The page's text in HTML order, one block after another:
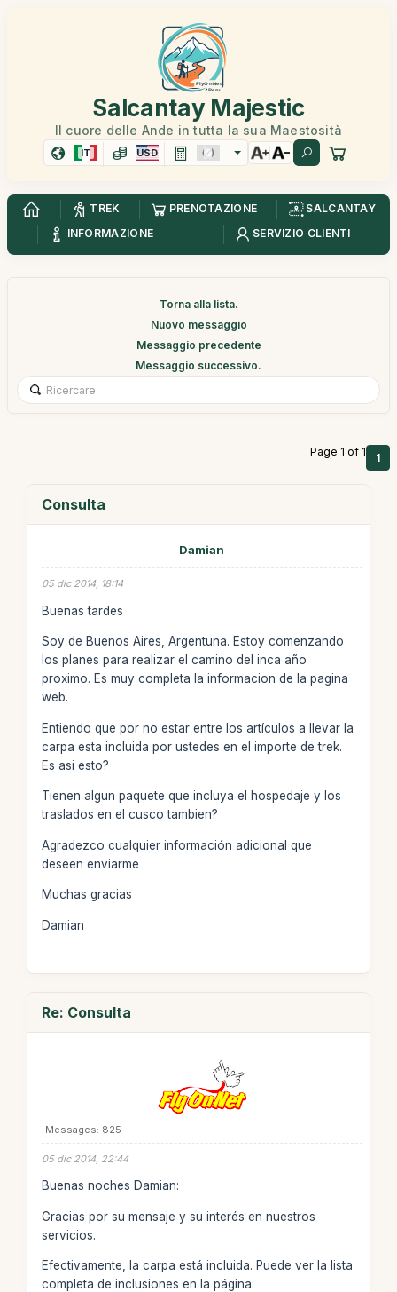
Salcantay Majestic
Il cuore delle Ande in tutta la sua Maestosità
IT USD
TREK PRENOTAZIONE
SALCANTAY
INFORMAZIONE
SERVIZIO CLIENTI
Torna alla lista.
Nuovo messaggio
Messaggio precedente
Messaggio successivo.
Page 1 of 1 1
Consulta
Damian
05 dic 2014, 18:14
Buenas tardes
Soy de Buenos Aires, Argentuna. Estoy comenzando
los planes para realizar el camino del inca año
proximo. Es muy completa la informacion de la pagina
web.
Entiendo que por no estar entre los artículos a llevar la
carpa esta incluida por ustedes en el importe de trek.
Es asi esto?
Tienen algun paquete que incluya el hospedaje y los
traslados en el cusco tambien?
Agradezco cualquier información adicional que
deseen enviarme
Muchas gracias
Damian
Re: Consulta
Messages: 825
05 dic 2014, 22:44
Buenas noches Damian:
Gracias por su mensaje y su interés en nuestros
servicios.
Efectivamente, la carpa está incluida. Puede ver la lista
completa de inclusiones en la página: